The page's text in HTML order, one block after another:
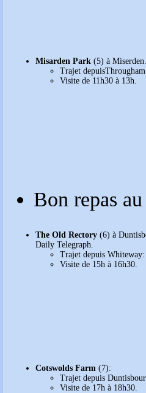
Misarden Park (5) à
Trajet
Visite de 11h30 à 13h.
Bon repas
The Old Rectory (6) à
Daily Telegraph.
Trajet depuis
Visite de 15h à 16h30.
Cotswolds Farm (7):
Trajet depuis
Visite de 17h à 18h30.